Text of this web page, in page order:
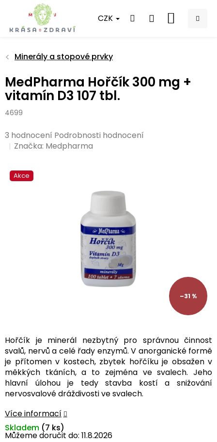
obsah
CZK
NÁKUPNÍ
Minerály a stopové prvky
MedPharma Hořčík 300 mg +
vitamín D3 107 tbl.
4699
Průměrné
hodnocení
3,7
3 hodnocení Podrobnosti hodnocení
Značka: Medpharma
–31 %
Akce
Hořčík je minerál nezbytný pro správnou činnost
svalů, nervů a celé řady enzymů. V anorganické formě
je přítomen v kostech, zbytek hořčíku je obsažen v
měkkých tkáních, a to zejména ve svalech. Jeho
hlavní úlohou je tedy stavba kostí a snižování
nervosvalové dráždivosti ve svalech.
Více informací
Můžeme doručit do: 11.8.2026
Skladem (7 ks)